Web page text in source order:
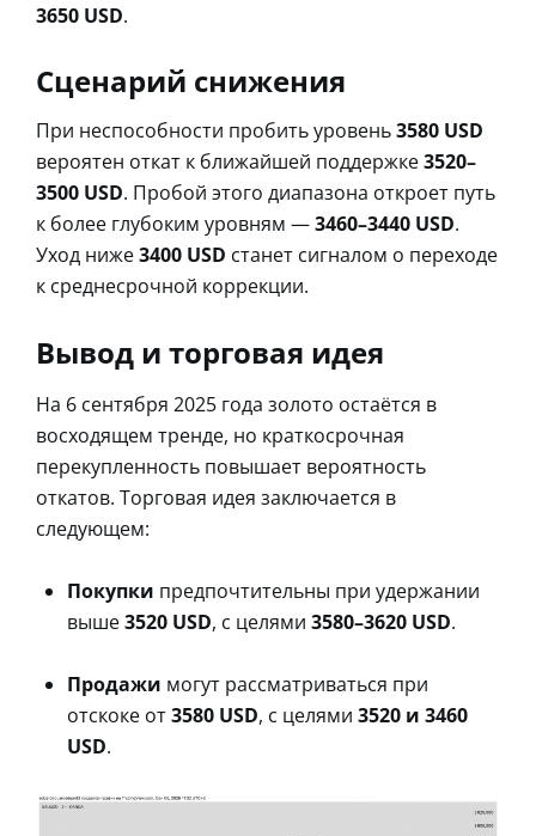
3650 USD.
Сценарий снижения
При неспособности пробить уровень3580 USD
вероятен откат к ближайшей поддержке3520–
3500 USD. Пробой этого диапазона откроет путь
к более глубоким уровням —3460–3440 USD.
Уход ниже3400 USD станет сигналом о переходе
к среднесрочной коррекции.
Вывод и торговая идея
На 6 сентября 2025 года золото остаётся в
восходящем тренде, но краткосрочная
перекупленность повышает вероятность
откатов. Торговая идея заключается в
следующем:
Покупки предпочтительны при удержании
выше3520 USD, с целями 3580–3620 USD.
Продажи могут рассматриваться при
отскоке от3580 USD, с целями 3520 и 3460
USD.